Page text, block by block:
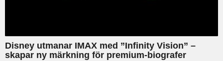
Disney utmanar IMAX med ”Infinity Vision” –
skapar ny märkning för premium-biografer